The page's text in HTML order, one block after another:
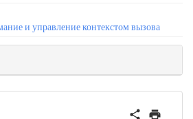
и управление контекстом вызова